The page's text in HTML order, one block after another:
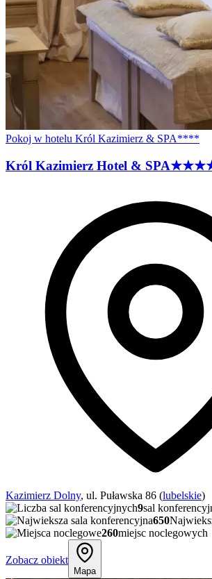
Pokoj w hotelu Król Kazimierz & SPA****
Król Kazimierz Hotel & SPA
Kazimierz Dolny, ul. Puławska 86 (lubelskie)
9sal
650
260miejsc noclegowych
Zobacz obiekt
Mapa